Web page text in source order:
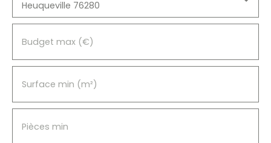
Heuqueville 76280
Budget max (€)
Surface min (m²)
Pièces min